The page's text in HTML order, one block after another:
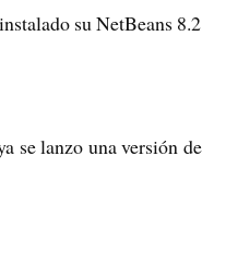
su NetBeans 8.2
se lanzo una versión de